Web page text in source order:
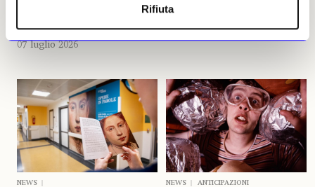
Rifiuta
Ada Masoero
07 luglio 2026
Ada Masoero
NEWS
NEWS ANTICIPAZIONI